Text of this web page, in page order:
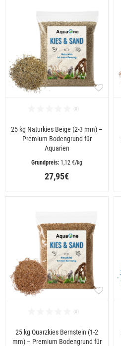
25 kg Naturkies Beige (2-3 mm) –
Premium Bodengrund für
Aquarien
1,12 €/kg
27,95€
25 kg Quarzkies Bernstein (1-2
mm) – Premium Bodengrund für